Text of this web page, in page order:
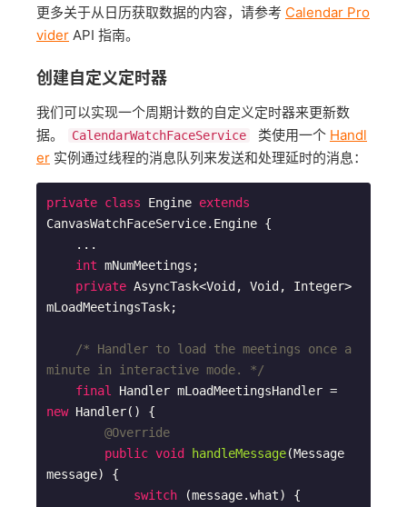
更多关于从日历获取数据的内容，请参考 Calendar Pro
vider API 指南。
创建自定义定时器
我们可以实现一个周期计数的自定义定时器来更新数
据。
CalendarWatchFaceService 类使用一个 Handl
er 实例通过线程的消息队列来发送和处理延时的消息：
private class Engine extends
CanvasWatchFaceService. Engine {
int mNumMeetings;
private AsyncTask<Void, Void, Integer>
mLoadMeetingsTask;
/* Handler to load the meetings once a
minute in interactive mode. */
final
new Handler() {
@Override
public void handleMessage(Message
message)
{
switch (message.what) {